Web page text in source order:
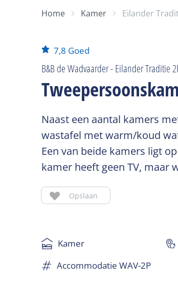
Home Kamer Eilander
7,8 Goed
B&B de Wadvaarder - Eilander Traditie
Naast een aantal kamers
wastafel met warm/koud
Een van beide kamers ligt
kamer heeft geen TV, maar
Opslaan
Kamer
Accommodatie WAV-2P